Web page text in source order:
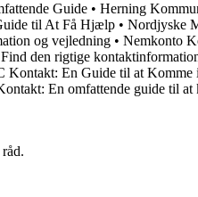
Guide • Herning
til At Få Hjælp • Nordjyske
og vejledning • Nemkonto
den rigtige
Kontakt: En Guide til at
En omfattende guide til